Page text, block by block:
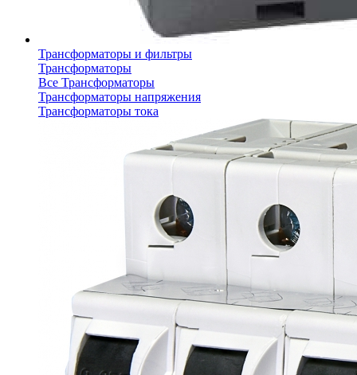
Трансформаторы и фильтры
Трансформаторы
Все Трансформаторы
Трансформаторы напряжения
Трансформаторы тока